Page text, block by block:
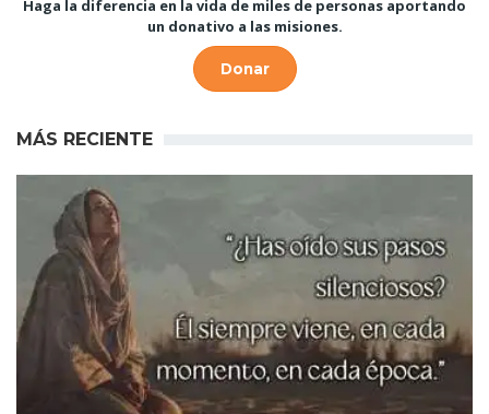
Haga la diferencia en la vida de miles de personas aportando
un donativo a las misiones.
Donar
MÁS RECIENTE